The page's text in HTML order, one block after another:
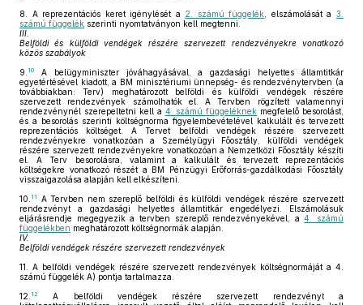
8.
A reprezentációs keret igénylését a 2. számú függelék , elszámolását a3.
számú függelék szerinti nyomtatványon kell megtenni.
III.
Belföldi és külföldi vendégek részére szervezett rendezvényekre vonatkozó
közös szabályok
9. 10
A belügyminiszter jóváhagyásával, a gazdasági helyettes államtitkár
egyetértésével kiadott, a BM minisztériumi ünnepség- és rendezvénytervben (a
továbbiakban: Terv) meghatározott belföldi és külföldi vendégek részére
szervezett rendezvények számolhatók el. A Tervben rögzített valamennyi
rendezvénynél szerepeltetni kell a 4. számú függeléknek megfelelő besorolást,
és a besorolás szerinti költségnorma figyelembevételével kalkulált és tervezett
reprezentációs költséget. A Tervet belföldi vendégek részére szervezett
rendezvényekre vonatkozóan a Személyügyi Főosztály, külföldi vendégek
részére szervezett rendezvényekre vonatkozóan a Nemzetközi Főosztály készíti
el. A Terv besorolásra, valamint a kalkulált és tervezett reprezentációs
költségekre vonatkozó részét a BM Pénzügyi Erőforrás-gazdálkodási Főosztály
visszaigazolása alapján kell elkészíteni.
10. 11
A Tervben nem szereplő belföldi és külföldi vendégek részére szervezett
rendezvényt a gazdasági helyettes államtitkár engedélyezi. Elszámolásuk
eljárásrendje megegyezik a tervben szereplő rendezvényekével, a4. számú
függelékben meghatározott költségnormák alapján.
IV.
Belföldi vendégek részére szervezett rendezvények
11.
A belföldi vendégek részére szervezett rendezvények költségnormáját a 4.
számú függelék A) pontja tartalmazza.
12. 12
A belföldi vendégek részére szervezett rendezvényt a